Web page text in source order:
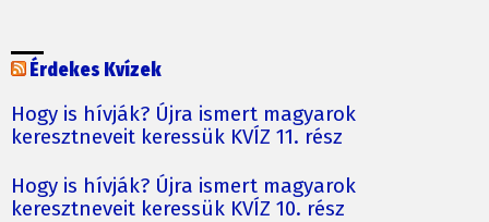
Érdekes Kvízek
Hogy is hívják? Újra ismert magyarok
keresztneveit keressük KVÍZ 11. rész
Hogy is hívják? Újra ismert magyarok
keresztneveit keressük KVÍZ 10. rész